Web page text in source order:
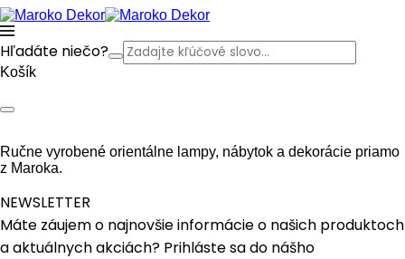
Hľadáte niečo?
Košík
Ručne vyrobené orientálne lampy, nábytok a dekorácie priamo
z Maroka.
NEWSLETTER
Máte záujem o najnovšie informácie o našich produktoch
a aktuálnych akciách? Prihláste sa do nášho